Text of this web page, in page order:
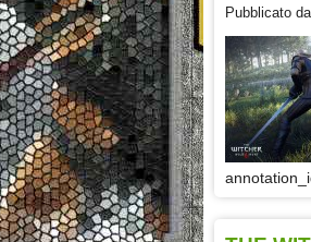
Pubblicato da